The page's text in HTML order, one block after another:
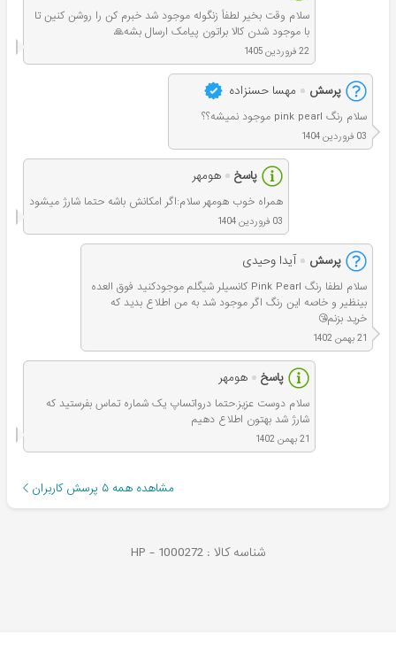
سلام وقت بخیر لطفاً زنگوله موجود شد خبرم کن را روشن کنین تا
با موجود شدن کالا براتون پیامک ارسال بشه🙏
22 فروردین 1405
پرسش مهسا حسنزاده
سلام رنگ pink pearl موجود نمیشه؟؟
03 فروردین 1404
پاسخ هومهر
همراه خوب هومهر سلام:اگر امکانش باشه حتما شارژ میشود
03 فروردین 1404
پرسش آیدا وحیدی
سلام لطفا رنگ Pink Pearl کانسیلر شیگلم موجود‌کنید فوق العده
بینظیر و خاصه این رنگ اگر موجود شد به من اطلاع بدید که
خرید بزنم😘
21 بهمن 1402
پاسخ هومهر
سلام دوست عزیز.حتما درواتساپ یک شماره تماس بفرستید که
شارژ شد بهتون اطلاع دهیم
21 بهمن 1402
مشاهده همه ۵ پرسش کاربران
شناسه کالا : HP - 1000272